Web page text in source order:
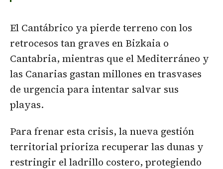
El Cantábrico ya pierde terreno con los
retrocesos tan graves en Bizkaia o
Cantabria, mientras que el Mediterráneo y
las Canarias gastan millones en trasvases
de urgencia para intentar salvar sus
playas.
Para frenar esta crisis, la nueva gestión
territorial prioriza recuperar las dunas y
restringir el ladrillo costero, protegiendo